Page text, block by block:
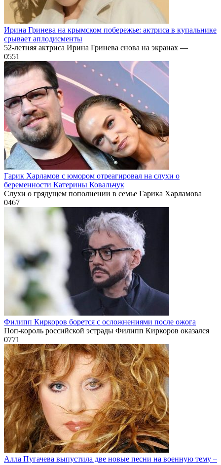
Ирина Гринева на крымском побережье: актриса в купальнике
срывает аплодисменты
52-летняя актриса Ирина Гринева снова на экранах —
0551
Гарик Харламов с юмором отреагировал на слухи о
беременности Катерины Ковальчук
Слухи о грядущем пополнении в семье Гарика Харламова
0467
Филипп Киркоров борется с осложнениями после ожога
Поп-король российской эстрады Филипп Киркоров оказался
0771
Алла Пугачева выпустила две новые песни на военную тему –